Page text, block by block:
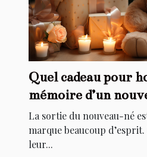
Quel cadeau pour
mémoire d’un
son baptême ?
La sortie du nouveau-né
marque beaucoup
leur...